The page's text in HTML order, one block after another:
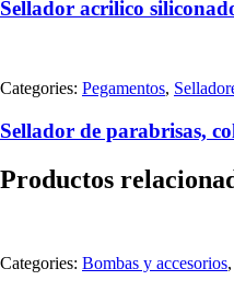
Sellador acrilico
Categories: Pegamentos,
Sellador de parabrisas,
Productos
Categories: Bombas y accesorios,